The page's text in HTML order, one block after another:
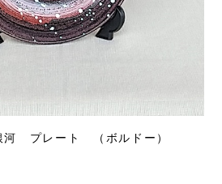
プレート （ボルドー）